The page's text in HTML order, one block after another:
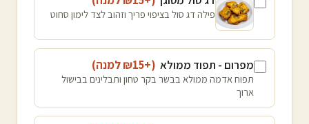
פילה דג סול בציפוי פריך וזהוב לצד לימון סחוט
מפרום - תפוד ממולא (+₪
15 למנה)
תפוח אדמה ממולא בבשר בקר טחון ותבלינים בבישול
ארוך